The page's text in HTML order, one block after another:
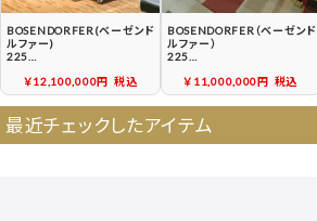
BOSENDORFER(ベーゼンド
ルファー)
225
￥12,100,000円
税込
BOSENDORFER（ベーゼンド
ルファー）
225
￥11,000,000円
税込
最近チェックしたアイテム